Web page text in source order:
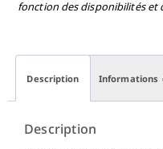
fonction des disponibilités et
Description Informations
Description